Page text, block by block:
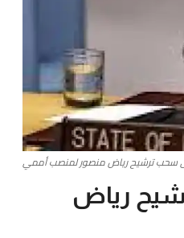
سحب ترشيح رياض منصور لمنصب أممي
رياض